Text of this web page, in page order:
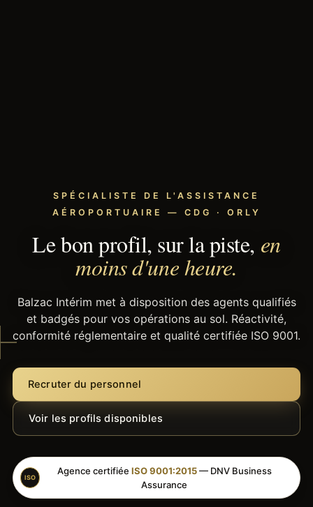
SPÉCIALISTE DE L'ASSISTANCE
AÉROPORTUAIRE — CDG · ORLY
Le bon profil, sur la piste, en
moins d'une heure.
Balzac Intérim met à disposition des agents qualifiés
et badgés pour vos opérations au sol. Réactivité,
conformité réglementaire et qualité certifiée ISO 9001.
Recruter du personnel
Voir les profils disponibles
ISO
Agence certifiée ISO 9001:2015— DNV Business
Assurance